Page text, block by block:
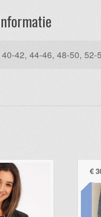
40-42, 44-46, 48-50, 52-
€